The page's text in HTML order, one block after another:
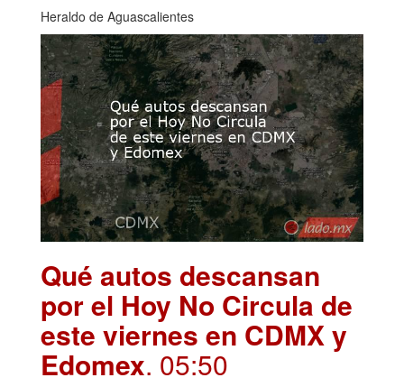
Heraldo de Aguascalientes
Qué autos descansan
por el Hoy No Circula de
este viernes en CDMX y
Edomex. 05:50